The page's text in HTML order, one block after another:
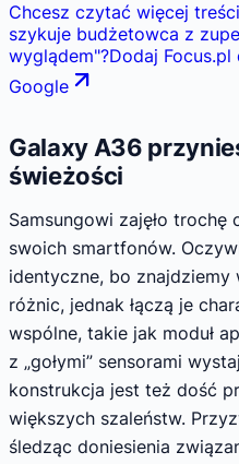
Chcesz czytać więcej
szykuje budżetowca z
wyglądem"?Dodaj
Google
Galaxy A36
świeżości
Samsungowi zajęło
swoich smartfonów.
identyczne, bo
różnic, jednak łączą je
wspólne, takie jak moduł
z „gołymi” sensorami
konstrukcja jest też dość
większych szaleństw.
śledząc doniesienia